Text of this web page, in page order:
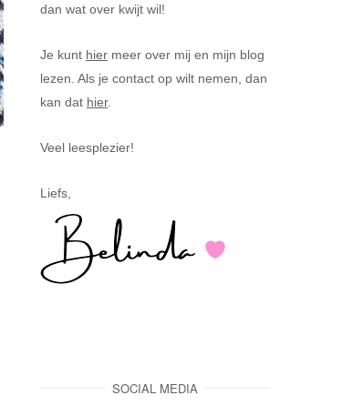
dan wat over kwijt wil!
Je kunt hier meer over mij en mijn blog
lezen. Als je contact op wilt nemen, dan
kan dat hier.
Veel leesplezier!
Liefs,
SOCIAL MEDIA